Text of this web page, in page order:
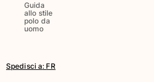
Guida
allo stile
polo da
uomo
Spedisci a: FR